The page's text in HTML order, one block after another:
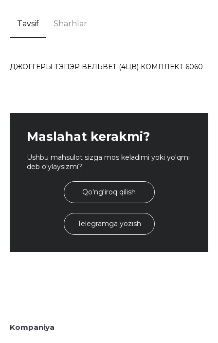
Tavsif Sharhlar
ДЖОГГЕРЫ ТЭПЭР ВЕЛЬВЕТ (4ЦВ) КОМПЛЕКТ 6060
Maslahat kerakmi?
Ushbu mahsulot sizga mos keladimi yoki yo'qmi
deb o'ylaysizmi?
Qo'ng'iroq qilish
Telegramga yozish
Kompaniya